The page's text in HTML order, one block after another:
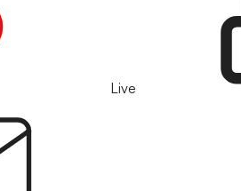
Live